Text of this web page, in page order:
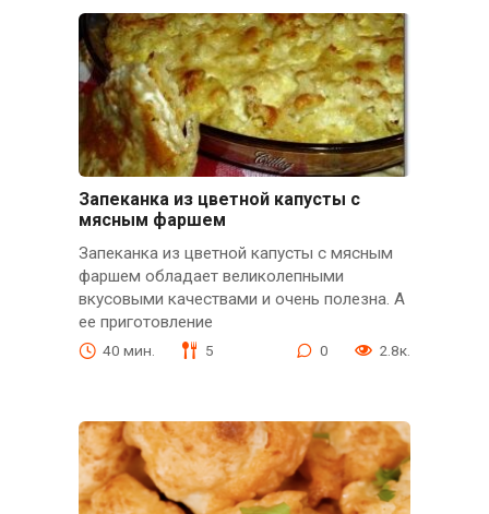
Запеканка из цветной капусты с
мясным фаршем
Запеканка из цветной капусты с мясным
фаршем обладает великолепными
вкусовыми качествами и очень полезна. А
ее приготовление
40 мин. 5 0 2.8к.